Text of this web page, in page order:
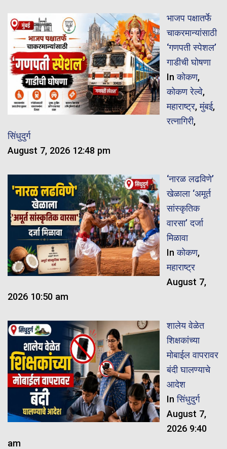
भाजप पक्षातर्फे
चाकरमान्यांसाठी
‘गणपती स्पेशल’
गाडीची घोषणा
Inकोकण,
कोकण रेल्वे,
महाराष्ट्र,मुंबई,
रत्नागिरी,
सिंधुदुर्ग
August 7, 2026 12:48 pm
‘नारळ लढविणे’
खेळाला ‘अमूर्त
सांस्कृतिक
वारसा’ दर्जा
मिळावा
Inकोकण,
महाराष्ट्र
August 7,
2026 10:50 am
शालेय वेळेत
शिक्षकांच्या
मोबाईल वापरावर
बंदी घालण्याचे
आदेश
Inसिंधुदुर्ग
August 7,
2026 9:40
am